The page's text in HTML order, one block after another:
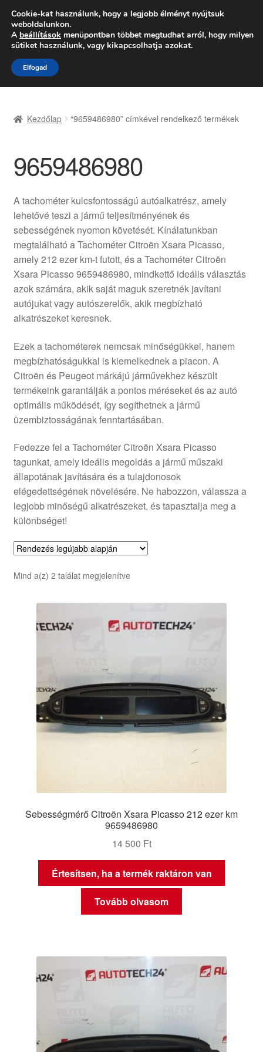
SZÁLLÍTÁS 2618 Ft-tól
Hétfő-Péntek 9:00–16:0006 80 088 054
Ugrás
a
navigációhoz
Kilépés
a
tartalomba
Adatvédelmi irányelvek
Felhasználási feltételek
Kifizetések
Panasz
Panaszkezelési szabályzat
Pénztár
Rólunk
Saját fiókom
Szállítás
Szekér
Kezdőlap “9659486980” címkével rendelkező termékek
9659486980
A tachométer kulcsfontosságú autóalkatrész, amely
lehetővé teszi a jármű teljesítményének és
sebességének nyomon követését. Kínálatunkban
megtalálható a Tachométer Citroën Xsara Picasso,
amely 212 ezer km-t futott, és a Tachométer Citroën
Xsara Picasso 9659486980, mindkettő ideális választás
azok számára, akik saját maguk szeretnék javítani
autójukat vagy autószerelők, akik megbízható
alkatrészeket keresnek.
Ezek a tachométerek nemcsak minőségükkel, hanem
megbízhatóságukkal is kiemelkednek a piacon. A
Citroën és Peugeot márkájú járművekhez készült
termékeink garantálják a pontos méréseket és az autó
optimális működését, így segíthetnek a jármű
üzembiztosságának fenntartásában.
Fedezze fel a Tachométer Citroën Xsara Picasso
tagunkat, amely ideális megoldás a jármű műszaki
állapotának javítására és a tulajdonosok
elégedettségének növelésére. Ne habozzon, válassza a
legjobb minőségű alkatrészeket, és tapasztalja meg a
különbséget!
Mind a(z) 2 találat megjelenítveSorted
latest
Sebességmérő Citroën Xsara Picasso 212 ezer km
9659486980
14 500 Ft
Értesítsen, ha a termék raktáron van
Tovább olvasom
Cookie-kat használunk, hogy a legjobb élményt nyújtsuk
weboldalunkon.
A beállítások menüpontban többet megtudhat arról, hogy milyen
sütiket használunk, vagy kikapcsolhatja azokat.
Elfogad